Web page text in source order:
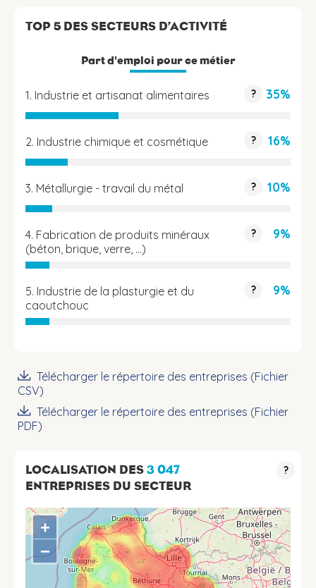
TOP 5 DES SECTEURS D’ACTIVITÉ
Part d'emploi pour ce métier
1. Industrie et artisanat alimentaires ? 35%
2. Industrie chimique et cosmétique ? 16%
3. Métallurgie - travail du métal ? 10%
4. Fabrication de produits minéraux
(béton, brique, verre, …)
? 9%
5. Industrie de la plasturgie et du
caoutchouc
? 9%
Télécharger le répertoire des entreprises (Fichier
CSV)
Télécharger le répertoire des entreprises (Fichier
PDF)
LOCALISATION DES3 047
ENTREPRISES DU SECTEUR
?
+
−